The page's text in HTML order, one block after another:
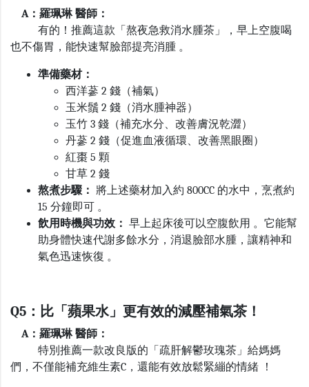
A ：羅珮琳 醫師：
有的！推薦這款「熬夜急救消水腫茶」，早上空腹喝
也不傷胃，能快速幫臉部提亮消腫 。
準備藥材：
西洋蔘 2 錢（補氣）
玉米鬚 2 錢（消水腫神器）
玉竹 3 錢（補充水分、改善膚況乾澀）
丹蔘 2 錢（促進血液循環、改善黑眼圈）
紅棗 5 顆
甘草 2 錢
熬煮步驟：
將上述藥材加入約 800CC 的水中，烹煮約
15 分鐘即可 。
飲用時機與功效： 早上起床後可以空腹飲用 。它能幫
助身體快速代謝多餘水分，消退臉部水腫，讓精神和
氣色迅速恢復 。
Q5 ：比「蘋果水」更有效的減壓補氣茶！
A ：羅珮琳 醫師：
特別推薦一款改良版的「疏肝解鬱玫瑰茶」給媽媽
們，不僅能補充維生素C ，還能有效放鬆緊繃的情緒 ！